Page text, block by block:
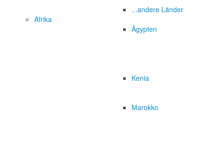
...andere Länder
Afrika
Ägypten
Kenia
Marokko